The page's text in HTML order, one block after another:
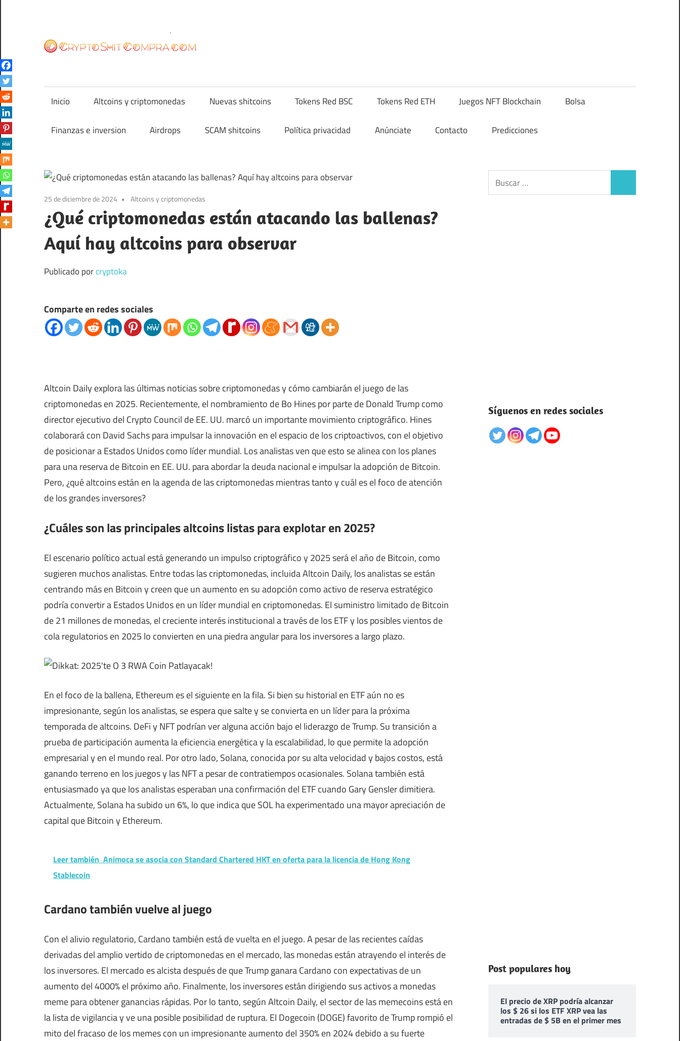
Inicio Altcoins y criptomonedas Nuevas shitcoins Tokens Red BSC Tokens Red ETH Juegos NFT Blockchain Bolsa
Finanzas e inversion Airdrops SCAM shitcoins Política privacidad Anúnciate Contacto Predicciones
25 de diciembre de 2024 Altcoins y criptomonedas
¿Qué criptomonedas están atacando las ballenas?
Aquí hay altcoins para observar
Publicado porcryptoka
Comparte en redes sociales
Altcoin Daily explora las últimas noticias sobre criptomonedas y cómo cambiarán el juego de las
criptomonedas en 2025. Recientemente, el nombramiento de Bo Hines por parte de Donald Trump como
director ejecutivo del Crypto Council de EE. UU. marcó un importante movimiento criptográfico. Hines
colaborará con David Sachs para impulsar la innovación en el espacio de los criptoactivos, con el objetivo
de posicionar a Estados Unidos como líder mundial. Los analistas ven que esto se alinea con los planes
para una reserva de Bitcoin en EE. UU. para abordar la deuda nacional e impulsar la adopción de Bitcoin.
Pero, ¿qué altcoins están en la agenda de las criptomonedas mientras tanto y cuál es el foco de atención
de los grandes inversores?
¿Cuáles son las principales altcoins listas para explotar en 2025?
El escenario político actual está generando un impulso criptográfico y 2025 será el año de Bitcoin, como
sugieren muchos analistas. Entre todas las criptomonedas, incluida Altcoin Daily, los analistas se están
centrando más en Bitcoin y creen que un aumento en su adopción como activo de reserva estratégico
podría convertir a Estados Unidos en un líder mundial en criptomonedas. El suministro limitado de Bitcoin
de 21 millones de monedas, el creciente interés institucional a través de los ETF y los posibles vientos de
cola regulatorios en 2025 lo convierten en una piedra angular para los inversores a largo plazo.
En el foco de la ballena, Ethereum es el siguiente en la fila. Si bien su historial en ETF aún no es
impresionante, según los analistas, se espera que salte y se convierta en un líder para la próxima
temporada de altcoins. DeFi y NFT podrían ver alguna acción bajo el liderazgo de Trump. Su transición a
prueba de participación aumenta la eficiencia energética y la escalabilidad, lo que permite la adopción
empresarial y en el mundo real. Por otro lado, Solana, conocida por su alta velocidad y bajos costos, está
ganando terreno en los juegos y las NFT a pesar de contratiempos ocasionales. Solana también está
entusiasmado ya que los analistas esperaban una confirmación del ETF cuando Gary Gensler dimitiera.
Actualmente, Solana ha subido un 6%, lo que indica que SOL ha experimentado una mayor apreciación de
capital que Bitcoin y Ethereum.
Leer también Animoca se asocia con Standard Chartered HKT en oferta para la licencia de Hong Kong
Stablecoin
Cardano también vuelve al juego
Con el alivio regulatorio, Cardano también está de vuelta en el juego. A pesar de las recientes caídas
derivadas del amplio vertido de criptomonedas en el mercado, las monedas están atrayendo el interés de
los inversores. El mercado es alcista después de que Trump ganara Cardano con expectativas de un
aumento del 4000% el próximo año. Finalmente, los inversores están dirigiendo sus activos a monedas
meme para obtener ganancias rápidas. Por lo tanto, según Altcoin Daily, el sector de las memecoins está en
la lista de vigilancia y ve una posible posibilidad de ruptura. El Dogecoin (DOGE) favorito de Trump rompió el
mito del fracaso de los memes con un impresionante aumento del 350% en 2024 debido a su fuerte
Buscar:
Síguenos en redes sociales
Post populares hoy
El precio de XRP podría alcanzar
los $ 26 si los ETF XRP vea las
entradas de $ 5B en el primer mes